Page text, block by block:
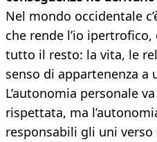
Nel mondo occidentale
che rende l’io
tutto il resto: la vita, le
senso di appartenenza a
L’autonomia personale
rispettata, ma
responsabili gli uni